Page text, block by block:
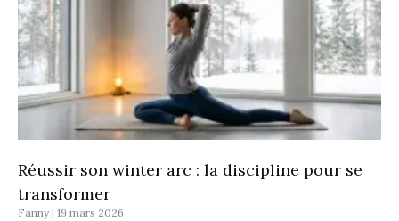
Réussir son winter arc : la discipline pour se
transformer
Fanny 19 mars 2026